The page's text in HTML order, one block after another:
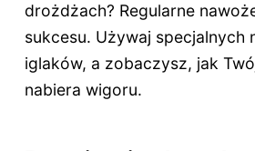
drożdżach? Regularne
sukcesu. Używaj specjalnych
iglaków, a zobaczysz, jak
nabiera wigoru.